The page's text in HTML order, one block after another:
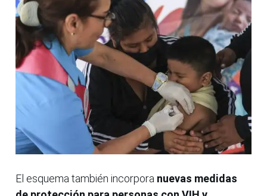
El esquema también incorpora nuevas medidas